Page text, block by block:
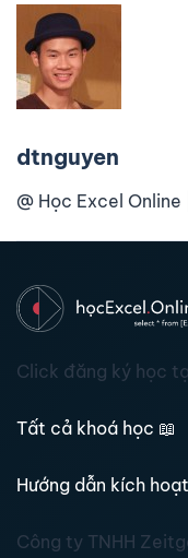
dtnguyen
@ Học Excel
Click đăng ký học
Tất cả khoá học 📖
Hướng dẫn kích hoạt
Công ty TNHH